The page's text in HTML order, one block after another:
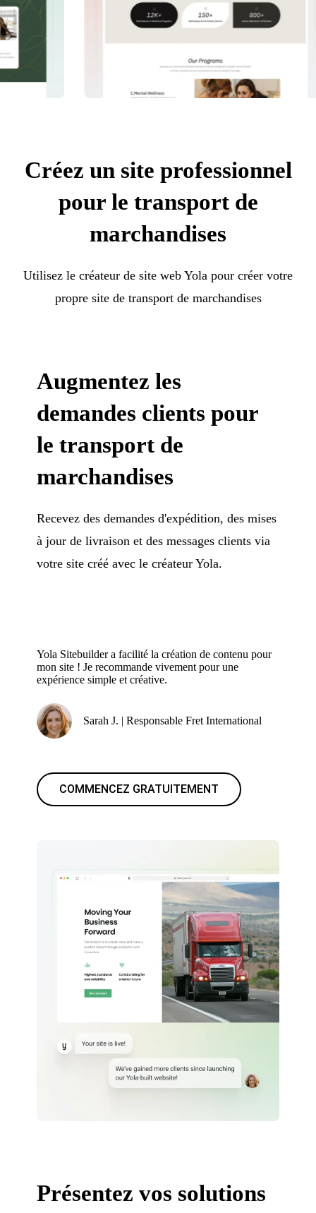
Créez un site professionnel
pour le transport de
marchandises
Utilisez le créateur de site web Yola pour créer votre
propre site de transport de marchandises
Augmentez les
demandes clients pour
le transport de
marchandises
Recevez des demandes d'expédition, des mises
à jour de livraison et des messages clients via
votre site créé avec le créateur Yola.
Yola Sitebuilder a facilité la création de contenu pour
mon site ! Je recommande vivement pour une
expérience simple et créative.
Sarah J. | Responsable Fret International
COMMENCEZ GRATUITEMENT
Présentez vos solutions